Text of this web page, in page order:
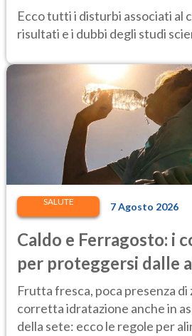
temperature
Ecco tutti i disturbi associati al
risultati e i dubbi degli studi
SALUTE 7 Agosto 2026
Caldo e Ferragosto: i
per proteggersi dalle
temperature
Frutta fresca, poca presenza di
corretta idratazione anche in
della sete: ecco le regole per